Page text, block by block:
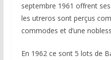
septembre 1961 offrent
les utreros sont perçus
commodes et d’une
En 1962 ce sont 5 lots de